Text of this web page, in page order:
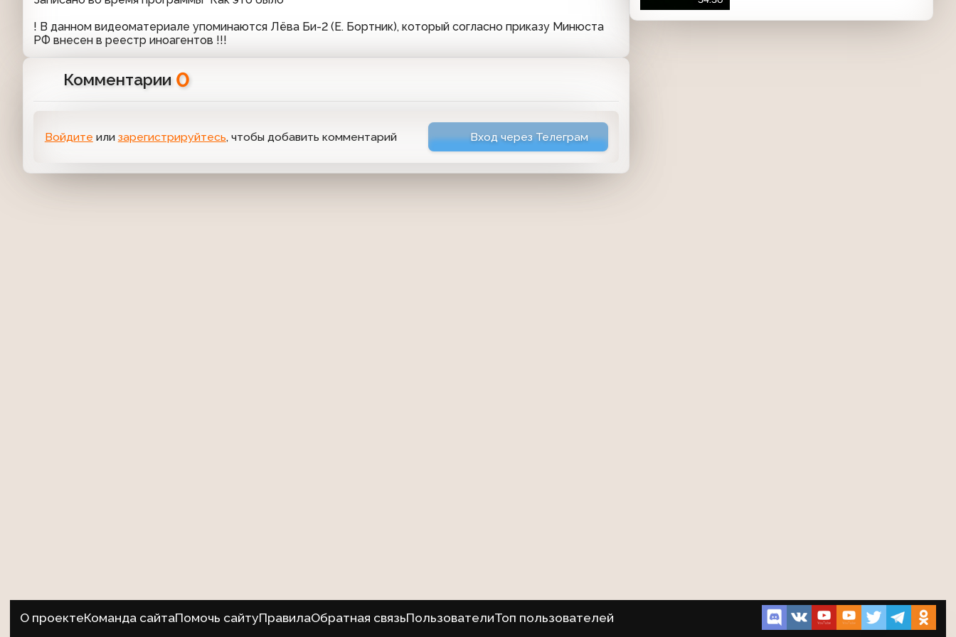
! В данном видеоматериале упоминаются Лёва Би-2 (Е. Бортник), который согласно приказу Минюста
РФ внесен в реестр иноагентов !!!
Комментарии 0
Войдите или зарегистрируйтесь, чтобы добавить комментарий Вход через Телеграм
О проектеКоманда сайтаПомочь сайтуПравилаОбратная связьПользователиТоп пользователей